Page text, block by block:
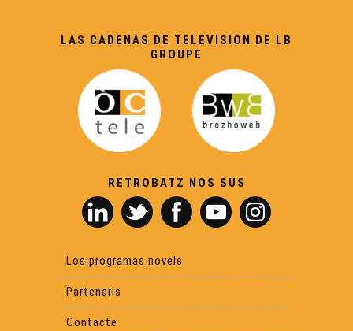
LAS CADENAS DE TELEVISION DE LB
GROUPE
RETROBATZ NOS SUS
Los programas novels
Partenaris
Contacte